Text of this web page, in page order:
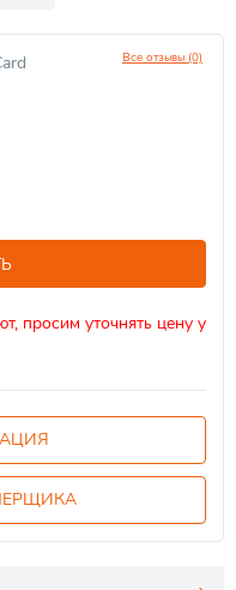
Все отзывы (0)
просим уточнять цену у